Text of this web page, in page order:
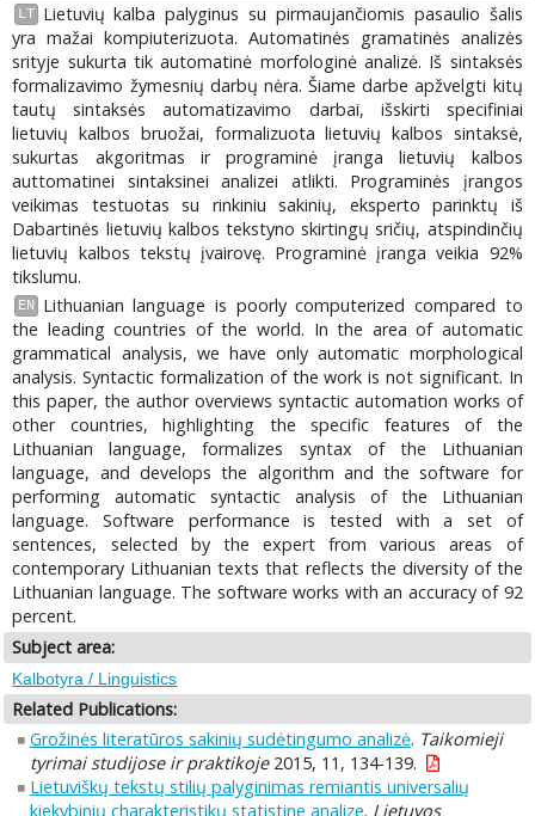
LT
Lietuvių kalba palyginus su pirmaujančiomis pasaulio šalis
yra mažai kompiuterizuota. Automatinės gramatinės analizės
srityje sukurta tik automatinė morfologinė analizė. Iš sintaksės
formalizavimo žymesnių darbų nėra. Šiame darbe apžvelgti kitų
tautų sintaksės automatizavimo darbai, išskirti specifiniai
lietuvių kalbos bruožai, formalizuota lietuvių kalbos sintaksė,
sukurtas akgoritmas ir programinė įranga lietuvių kalbos
auttomatinei sintaksinei analizei atlikti. Programinės įrangos
veikimas testuotas su rinkiniu sakinių, eksperto parinktų iš
Dabartinės lietuvių kalbos tekstyno skirtingų sričių, atspindinčių
lietuvių kalbos tekstų įvairovę. Programinė įranga veikia 92%
tikslumu.
EN
Lithuanian language is poorly computerized compared to
the leading countries of the world. In the area of automatic
grammatical analysis, we have only automatic morphological
analysis. Syntactic formalization of the work is not significant. In
this paper, the author overviews syntactic automation works of
other countries, highlighting the specific features of the
Lithuanian language, formalizes syntax of the Lithuanian
language, and develops the algorithm and the software for
performing automatic syntactic analysis of the Lithuanian
language. Software performance is tested with a set of
sentences, selected by the expert from various areas of
contemporary Lithuanian texts that reflects the diversity of the
Lithuanian language. The software works with an accuracy of 92
percent.
Subject area:
Kalbotyra / Linguistics
Related Publications:
Grožinės literatūros sakinių sudėtingumo analizė. Taikomieji
tyrimai studijose ir praktikoje2015, 11, 134-139.
Lietuviškų tekstų stilių palyginimas remiantis universalių
kiekybinių charakteristikų statistine analize. Lietuvos